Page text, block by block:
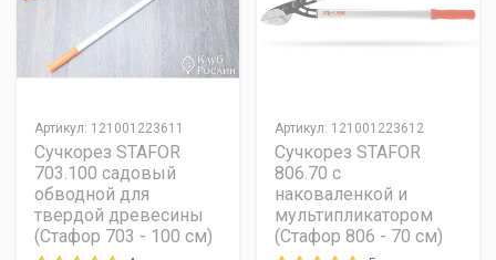
Артикул: 121001223611
Сучкорез STAFOR
703.100 садовый
обводной для
твердой древесины
(Стафор 703 - 100 см)
Артикул: 121001223612
Сучкорез STAFOR
806.70 с
наковаленкой и
мультипликатором
(Стафор 806 - 70 см)